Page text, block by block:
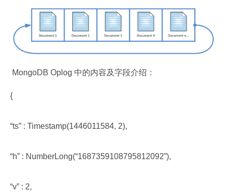
MongoDB Oplog 中的内容及字段介绍：
{
“ts” : Timestamp(1446011584, 2),
“h” : NumberLong(“1687359108795812092”),
“v” : 2,